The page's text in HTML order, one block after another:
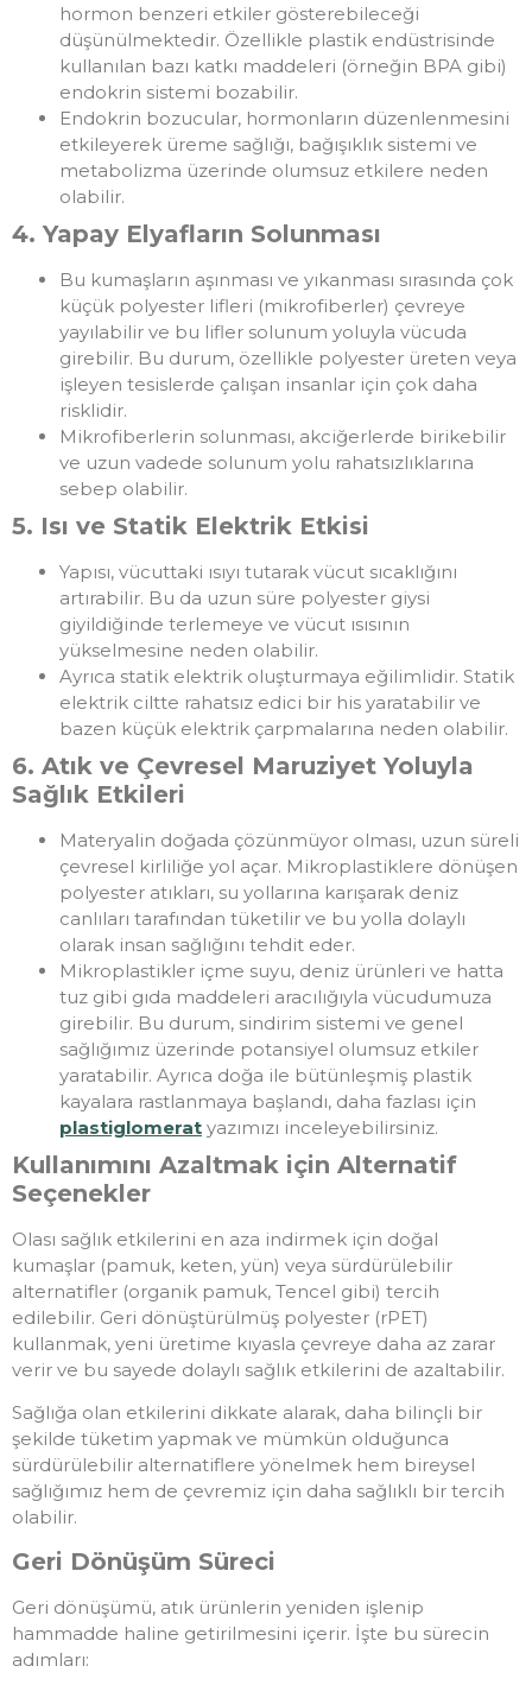
hormon benzeri etkiler gösterebileceği
düşünülmektedir. Özellikle plastik endüstrisinde
kullanılan bazı katkı maddeleri (örneğin BPA gibi)
endokrin sistemi bozabilir.
Endokrin bozucular, hormonların düzenlenmesini
etkileyerek üreme sağlığı, bağışıklık sistemi ve
metabolizma üzerinde olumsuz etkilere neden
olabilir.
4. Yapay Elyafların Solunması
Bu kumaşların aşınması ve yıkanması sırasında çok
küçük polyester lifleri (mikrofiberler) çevreye
yayılabilir ve bu lifler solunum yoluyla vücuda
girebilir. Bu durum, özellikle polyester üreten veya
işleyen tesislerde çalışan insanlar için çok daha
risklidir.
Mikrofiberlerin solunması, akciğerlerde birikebilir
ve uzun vadede solunum yolu rahatsızlıklarına
sebep olabilir.
5. Isı ve Statik Elektrik Etkisi
Yapısı, vücuttaki ısıyı tutarak vücut sıcaklığını
artırabilir. Bu da uzun süre polyester giysi
giyildiğinde terlemeye ve vücut ısısının
yükselmesine neden olabilir.
Ayrıca statik elektrik oluşturmaya eğilimlidir. Statik
elektrik ciltte rahatsız edici bir his yaratabilir ve
bazen küçük elektrik çarpmalarına neden olabilir.
6. Atık ve Çevresel Maruziyet Yoluyla
Sağlık Etkileri
Materyalin doğada çözünmüyor olması, uzun süreli
çevresel kirliliğe yol açar. Mikroplastiklere dönüşen
polyester atıkları, su yollarına karışarak deniz
canlıları tarafından tüketilir ve bu yolla dolaylı
olarak insan sağlığını tehdit eder.
Mikroplastikler içme suyu, deniz ürünleri ve hatta
tuz gibi gıda maddeleri aracılığıyla vücudumuza
girebilir. Bu durum, sindirim sistemi ve genel
sağlığımız üzerinde potansiyel olumsuz etkiler
yaratabilir. Ayrıca doğa ile bütünleşmiş plastik
kayalara rastlanmaya başlandı, daha fazlası için
plastiglomerat yazımızı inceleyebilirsiniz.
Kullanımını Azaltmak için Alternatif
Seçenekler
Olası sağlık etkilerini en aza indirmek için doğal
kumaşlar (pamuk, keten, yün) veya sürdürülebilir
alternatifler (organik pamuk, Tencel gibi) tercih
edilebilir. Geri dönüştürülmüş polyester (rPET)
kullanmak, yeni üretime kıyasla çevreye daha az zarar
verir ve bu sayede dolaylı sağlık etkilerini de azaltabilir.
Sağlığa olan etkilerini dikkate alarak, daha bilinçli bir
şekilde tüketim yapmak ve mümkün olduğunca
sürdürülebilir alternatiflere yönelmek hem bireysel
sağlığımız hem de çevremiz için daha sağlıklı bir tercih
olabilir.
Geri Dönüşüm Süreci
Geri dönüşümü, atık ürünlerin yeniden işlenip
hammadde haline getirilmesini içerir. İşte bu sürecin
adımları: